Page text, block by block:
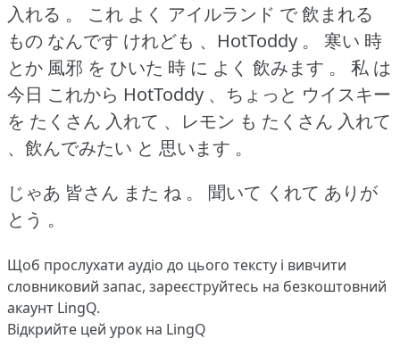
入れる 。
これ よく アイルランド で 飲まれる
もの なんです けれども 、HotToddy 。
寒い 時
とか 風邪 を ひいた 時 に よく 飲みます 。
私 は
今日 これから HotToddy 、ちょっと ウイスキー
を たくさん 入れて 、レモン も たくさん 入れて
、飲んでみたい と 思います 。
じゃあ 皆さん また ね 。
聞いて くれて ありが
とう 。
Щоб прослухати аудіо до цього тексту і вивчити
словниковий запас, зареєструйтесь на безкоштовний
акаунт LingQ.
Відкрийте цей урок на LingQ